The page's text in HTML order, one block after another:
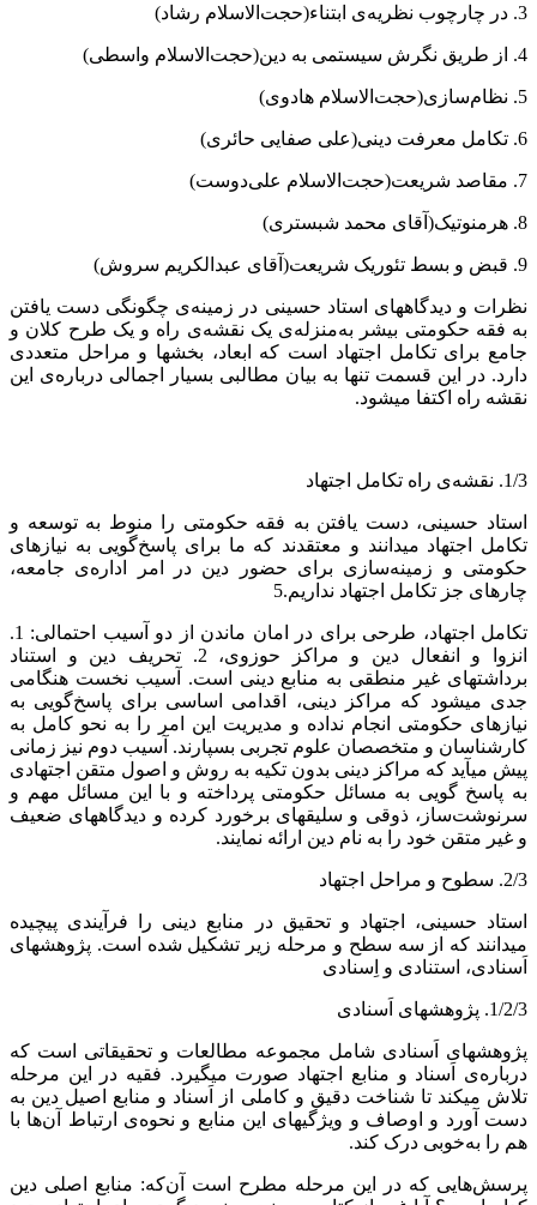
3. در چارچوب نظریه‌ی ابتناء(حجت‌الاسلام رشاد)
4. از طریق نگرش سیستمی به دین(حجت‌الاسلام واسطی)
5. نظام‌سازی(حجت‌الاسلام هادوی)
6. تکامل معرفت دینی(علی صفایی حائری)
7. مقاصد شریعت(حجت‌الاسلام علی‌دوست)
8. هرمنوتیک(آقای محمد شبستری)
9. قبض و بسط تئوریک شریعت(آقای عبدالکریم سروش)
نظرات و دیدگاه‏های استاد حسینی در زمینه‌ی چگونگی دست یافتن
به فقه حکومتی بیشر به‌منزله‌ی یک نقشه‌ی راه و یک طرح کلان و
جامع برای تکامل اجتهاد است که ابعاد، بخش‏ها و مراحل متعددی
دارد. در این قسمت تنها به بیان مطالبی بسیار اجمالی درباره‌ی این
نقشه راه اکتفا می‏شود.
1/3. نقشه‌ی راه تکامل اجتهاد
استاد حسینی، دست یافتن به فقه حکومتی را منوط به توسعه و
تکامل اجتهاد می‏دانند و معتقدند که ما برای پاسخ‌گویی به نیازهای
حکومتی و زمینه‌سازی برای حضور دین در امر اداره‌ی جامعه،
چاره‏ای جز تکامل اجتهاد نداریم.5
تکامل اجتهاد، طرحی برای در امان ماندن از دو آسیب احتمالی: 1.
انزوا و انفعال دین و مراکز حوزوی، 2. تحریف دین و استناد
برداشت‏های غیر منطقی به منابع دینی است. آسیب نخست هنگامی
جدی می‏شود که مراکز دینی، اقدامی اساسی برای پاسخ‌گویی به
نیازهای حکومتی انجام نداده و مدیریت این امر را به نحو کامل به
کارشناسان و متخصصان علوم تجربی بسپارند. آسیب دوم نیز زمانی
پیش می‏آید که مراکز دینی بدون تکیه به روش و اصول متقن اجتهادی
به پاسخ گویی به مسائل حکومتی پرداخته و با این مسائل مهم و
سرنوشت‌ساز، ذوقی و سلیقه‏ای برخورد کرده و دیدگاه‏های ضعیف
و غیر متقن خود را به نام دین ارائه نمایند.
2/3. سطوح و مراحل اجتهاد
استاد حسینی، اجتهاد و تحقیق در منابع دینی را فرآیندی پیچیده
می‏دانند که از سه سطح و مرحله زیر تشکیل شده است. پژوهش‏های
اَسنادی، استنادی و اِسنادی
1/2/3. پژوهش‏های اَسنادی
پژوهش‏های اَسنادی شامل مجموعه مطالعات و تحقیقاتی است که
درباره‌ی اَسناد و منابع اجتهاد صورت می‏گیرد. فقیه در این مرحله
تلاش می‏کند تا شناخت دقیق و کاملی از اَسناد و منابع اصیل دین به
دست آورد و اوصاف و ویژگی‏های این منابع و نحوه‌ی ارتباط آن‌ها با
هم را به‌خوبی درک کند.
پرسش‌هایی که در این مرحله مطرح است آن‌که: منابع اصلی دین